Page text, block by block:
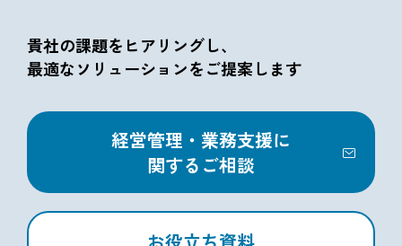
貴社の課題をヒアリングし、
最適なソリューションをご提案します
経営管理・業務支援に
関するご相談
お役立ち資料